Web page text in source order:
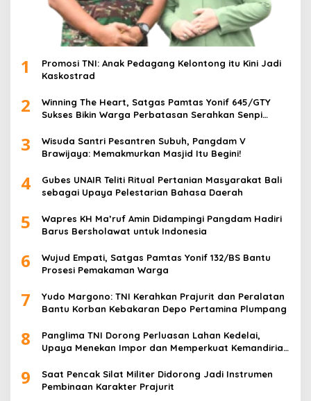
1
Promosi TNI: Anak Pedagang Kelontong itu Kini Jadi
Kaskostrad
2
Winning The Heart, Satgas Pamtas Yonif 645/GTY
Sukses Bikin Warga Perbatasan Serahkan Senpi
3
Wisuda Santri Pesantren Subuh, Pangdam V
Brawijaya: Memakmurkan Masjid Itu Begini!
4
Gubes UNAIR Teliti Ritual Pertanian Masyarakat Bali
sebagai Upaya Pelestarian Bahasa Daerah
5
Wapres KH Ma’ruf Amin Didampingi Pangdam Hadiri
Barus Bersholawat untuk Indonesia
6
Wujud Empati, Satgas Pamtas Yonif 132/BS Bantu
Prosesi Pemakaman Warga
7
Yudo Margono: TNI Kerahkan Prajurit dan Peralatan
Bantu Korban Kebakaran Depo Pertamina Plumpang
8
Panglima TNI Dorong Perluasan Lahan Kedelai,
Upaya Menekan Impor dan Memperkuat Kemandirian
9
Saat Pencak Silat Militer Didorong Jadi Instrumen
Pembinaan Karakter Prajurit